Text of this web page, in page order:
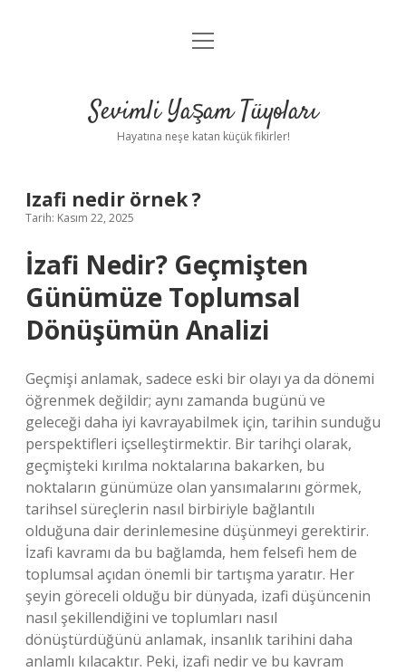
Anasayfa
Yasal Uyarı
menüyü
Sevimli Yaşam Tüyoları
Hayatına neşe katan küçük fikirler!
Izafi nedir örnek ?
Tarih: Kasım 22, 2025
İzafi Nedir? Geçmişten
Günümüze Toplumsal
Dönüşümün Analizi
Geçmişi anlamak, sadece eski bir olayı ya da dönemi
öğrenmek değildir; aynı zamanda bugünü ve
geleceği daha iyi kavrayabilmek için, tarihin sunduğu
perspektifleri içselleştirmektir. Bir tarihçi olarak,
geçmişteki kırılma noktalarına bakarken, bu
noktaların günümüze olan yansımalarını görmek,
tarihsel süreçlerin nasıl birbiriyle bağlantılı
olduğuna dair derinlemesine düşünmeyi gerektirir.
İzafi kavramı da bu bağlamda, hem felsefi hem de
toplumsal açıdan önemli bir tartışma yaratır. Her
şeyin göreceli olduğu bir dünyada, izafi düşüncenin
nasıl şekillendiğini ve toplumları nasıl
dönüştürdüğünü anlamak, insanlık tarihini daha
anlamlı kılacaktır. Peki, izafi nedir ve bu kavram